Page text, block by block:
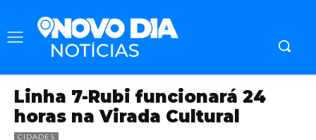
Linha 7-Rubi funcionará 24
horas na Virada Cultural
CIDADES